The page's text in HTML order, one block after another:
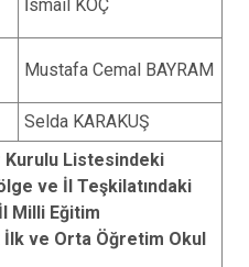
İsmail KOÇ
Mustafa Cemal BAYRAM
Selda KARAKUŞ
Kurulu Listesindeki
ve İl Teşkilatındaki
Milli Eğitim
ve Orta Öğretim Okul